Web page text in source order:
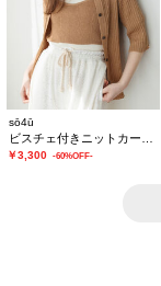
sō4ū
￥3,300 -60%OFF-